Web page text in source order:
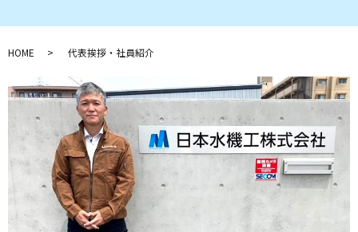
HOME 代表挨拶・社員紹介